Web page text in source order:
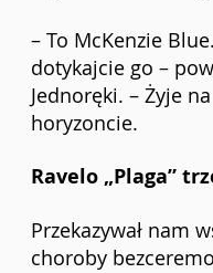
– To McKenzie
dotykajcie go –
Jednoręki. – Żyje na
horyzoncie.
Ravelo „Plaga”
Przekazywał nam
choroby